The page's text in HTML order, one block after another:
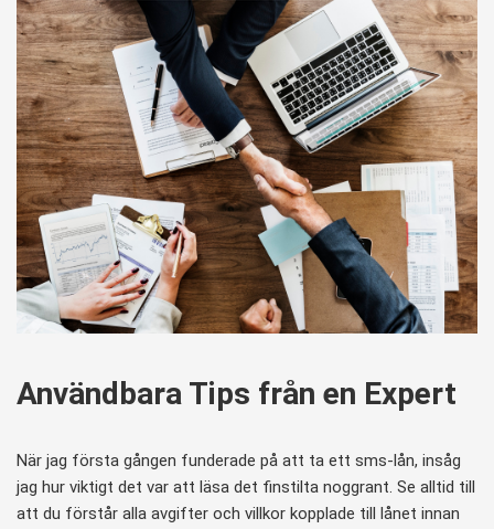
Användbara Tips från en Expert
När jag första gången funderade på att ta ett sms-lån, insåg
jag hur viktigt det var att läsa det finstilta noggrant. Se alltid till
att du förstår alla avgifter och villkor kopplade till lånet innan